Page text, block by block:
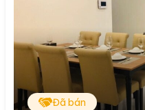
Đã bán